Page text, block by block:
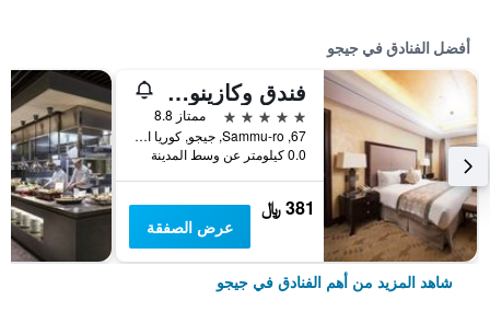
أفضل الفنادق في جيجو
فندق وكازينو جيجو صن
5 نجوم
ممتاز 8.8
67, Sammu-ro, جيجو, كوريا الجنوبية
0.0 كيلومتر عن وسط المدينة
381 ﷼
عرض الصفقة
شاهد المزيد من أهم الفنادق في جيجو